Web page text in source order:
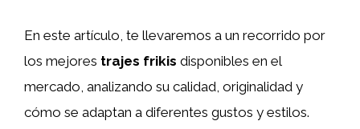
En este artículo, te llevaremos a un recorrido por
los mejores trajes frikis disponibles en el
mercado, analizando su calidad, originalidad y
cómo se adaptan a diferentes gustos y estilos.